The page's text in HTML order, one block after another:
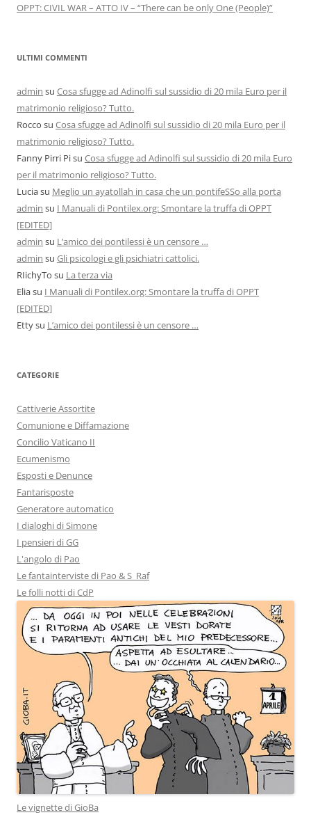
OPPT: CIVIL WAR – ATTO IV – “There can be only One (People)”
ULTIMI COMMENTI
admin su Cosa sfugge ad Adinolfi sul sussidio di 20 mila Euro per il
matrimonio religioso? Tutto.
Rocco su Cosa sfugge ad Adinolfi sul sussidio di 20 mila Euro per il
matrimonio religioso? Tutto.
Fanny Pirri Pisu Cosa sfugge ad Adinolfi sul sussidio di 20 mila Euro
per il matrimonio religioso? Tutto.
Luciasu Meglio un ayatollah in casa che un pontifeSSo alla porta
admin su I Manuali di Pontilex.org: Smontare la truffa di OPPT
[EDITED]
admin su L’amico dei pontilessi è un censore …
admin su Gli psicologi e gli psichiatri cattolici.
RIichyTo su La terza via
Eliasu I Manuali di Pontilex.org: Smontare la truffa di OPPT
[EDITED]
Ettysu L’amico dei pontilessi è un censore …
CATEGORIE
Cattiverie Assortite
Comunione e Diffamazione
Concilio Vaticano II
Ecumenismo
Esposti e Denunce
Fantarisposte
Generatore automatico
I dialoghi di Simone
I pensieri di GG
L'angolo di Pao
Le fantainterviste di Pao & S_Raf
Le folli notti di CdP
Le vignette di GioBa